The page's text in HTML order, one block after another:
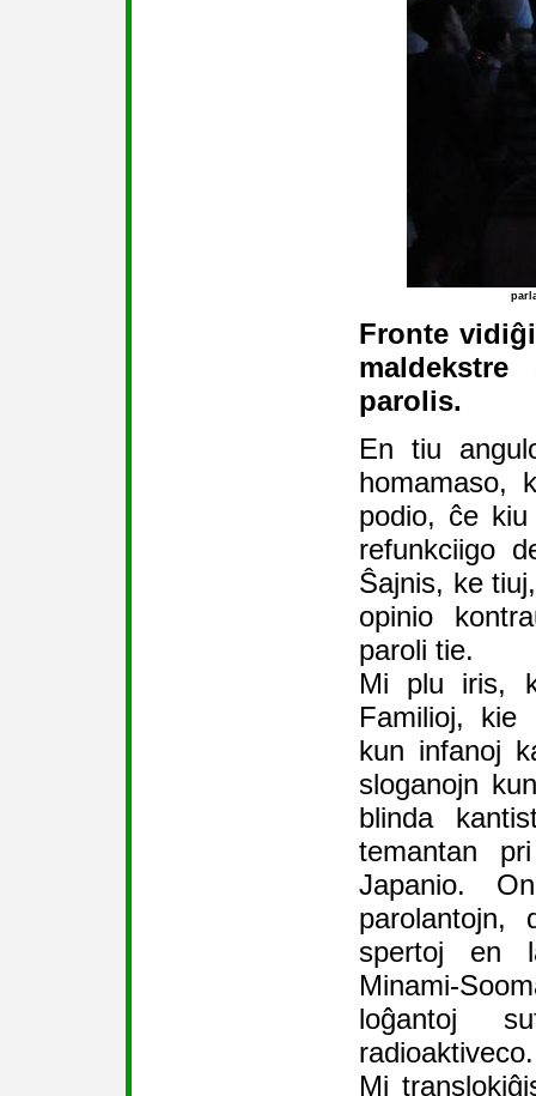
Fronte
parolis.
En tiu
homamaso,
podio, ĉe
refunkciigo
Ŝajnis, ke
opinio
paroli tie.
Mi plu iris,
Familioj, kie
kun infanoj
sloganojn
blinda
temantan
Japanio.
spertoj en
Minami-
loĝantoj
radioaktiveco.
Mi